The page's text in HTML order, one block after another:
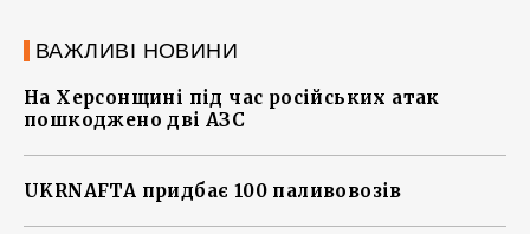
ВАЖЛИВІ НОВИНИ
На Херсонщині під час російських атак
пошкоджено дві АЗС
UKRNAFTA придбає 100 паливовозів